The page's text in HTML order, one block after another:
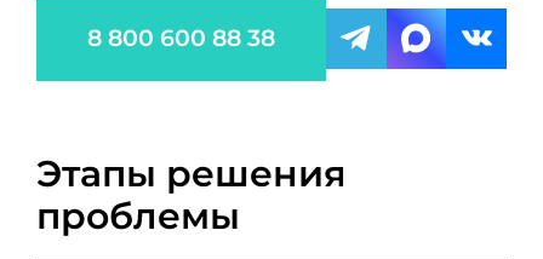
8 800 600 88 38
Этапы решения
проблемы